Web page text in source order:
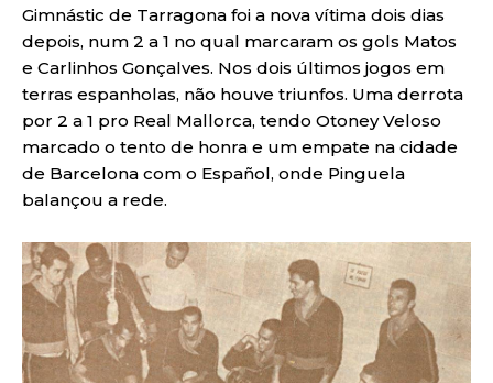
Gimnástic de Tarragona foi a nova vítima dois dias
depois, num 2 a 1 no qual marcaram os gols Matos
e Carlinhos Gonçalves. Nos dois últimos jogos em
terras espanholas, não houve triunfos. Uma derrota
por 2 a 1 pro Real Mallorca, tendo Otoney Veloso
marcado o tento de honra e um empate na cidade
de Barcelona com o Español, onde Pinguela
balançou a rede.